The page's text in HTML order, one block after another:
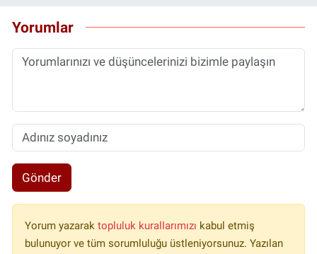
Yorumlar
Gönder
Yorum yazarak topluluk kurallarımızı kabul etmiş
bulunuyor ve tüm sorumluluğu üstleniyorsunuz. Yazılan